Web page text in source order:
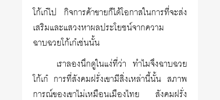
โก้เก๋ไป กิจการค้าขายก็ได้โอกาสในการที่จะส่ง
เสริมและแสวงหาผลประโยชน์จากความ
ฉาบฉวยโก้เก๋เช่นนั้น
เราลองนึกดูในแง่ที่ว่า ทำไมจึงฉาบฉวย
โก้เก๋ การที่สังคมฝรั่งเขามีสิ่งเหล่านี้นั้น สภาพ
การณ์ของเขาไม่เหมือนเมืองไทย สังคมฝรั่ง